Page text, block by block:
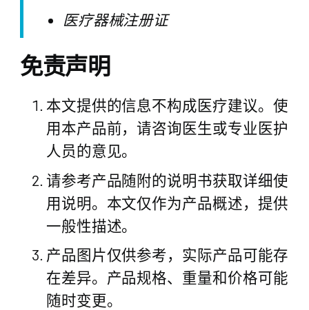
医疗器械注册证
免责声明
本文提供的信息不构成医疗建议。使
用本产品前，请咨询医生或专业医护
人员的意见。
请参考产品随附的说明书获取详细使
用说明。本文仅作为产品概述，提供
一般性描述。
产品图片仅供参考，实际产品可能存
在差异。产品规格、重量和价格可能
随时变更。